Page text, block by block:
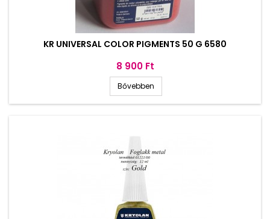
KR UNIVERSAL COLOR PIGMENTS 50 G 6580
Ár
8 900 Ft
Bővebben